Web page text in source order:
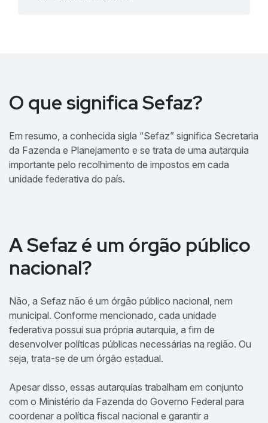
O que significa Sefaz?
Em resumo, a conhecida sigla “Sefaz” significa Secretaria
da Fazenda e Planejamento e se trata de uma autarquia
importante pelo recolhimento de impostos em cada
unidade federativa do país.
A Sefaz é um órgão público
nacional?
Não, a Sefaz não é um órgão público nacional, nem
municipal. Conforme mencionado, cada unidade
federativa possui sua própria autarquia, a fim de
desenvolver políticas públicas necessárias na região. Ou
seja, trata-se de um órgão estadual.
Apesar disso, essas autarquias trabalham em conjunto
com o Ministério da Fazenda do Governo Federal para
coordenar a política fiscal nacional e garantir a